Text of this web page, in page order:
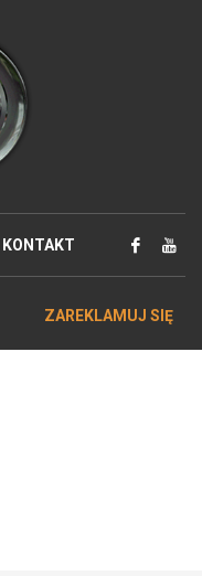
KONTAKT
ZAREKLAMUJ SIĘ